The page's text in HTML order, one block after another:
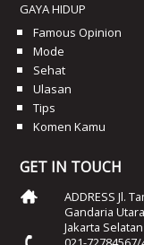
GAYA HIDUP
Famous Opinion
Mode
Sehat
Ulasan
Tips
Komen Kamu
GET IN TOUCH
ADDRESS Jl.
Gandaria
Jakarta